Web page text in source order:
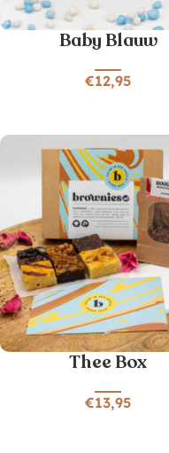
Baby Blauw
€12,95
Thee Box
€13,95